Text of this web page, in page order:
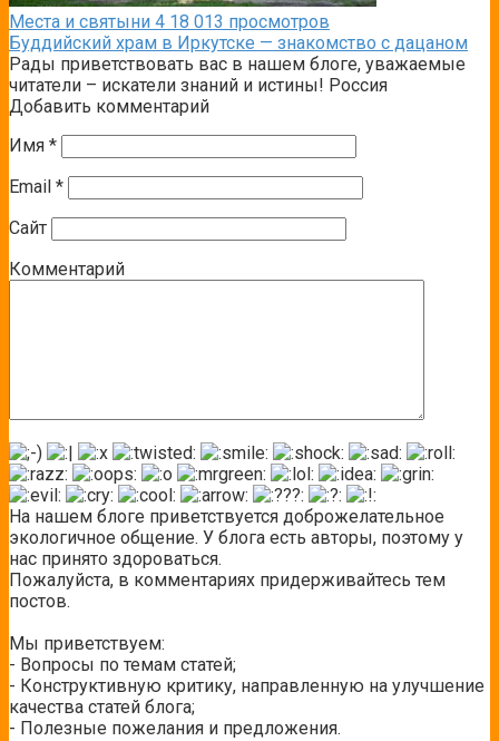
Места и святыни 4 18 013 просмотров
Буддийский храм в Иркутске — знакомство с дацаном
Рады приветствовать вас в нашем блоге, уважаемые
читатели – искатели знаний и истины! Россия
Добавить комментарий
Имя *
Email *
Сайт
Комментарий
На нашем блоге приветствуется доброжелательное
экологичное общение. У блога есть авторы, поэтому у
нас принято здороваться.
Пожалуйста, в комментариях придерживайтесь тем
постов.
Мы приветствуем:
- Вопросы по темам статей;
- Конструктивную критику, направленную на улучшение
качества статей блога;
- Полезные пожелания и предложения.